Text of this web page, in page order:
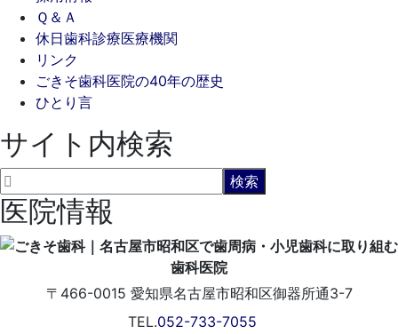
Ｑ＆Ａ
休日歯科診療医療機関
リンク
ごきそ歯科医院の40年の歴史
ひとり言
サイト内検索
医院情報
〒466-0015 愛知県名古屋市昭和区御器所通3-7
TEL.052-733-7055